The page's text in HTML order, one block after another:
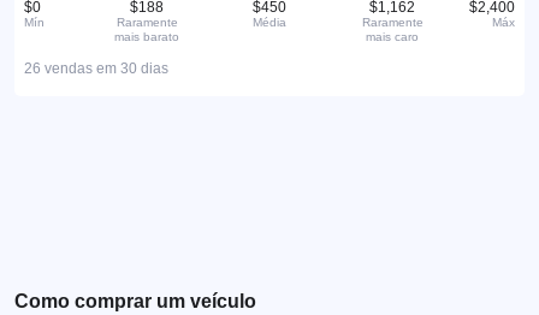
$0
Mín
$188
Raramente
mais barato
$450
Média
$1,162
Raramente
mais caro
$2,400
Máx
26 vendas em 30 dias
Como comprar um veículo